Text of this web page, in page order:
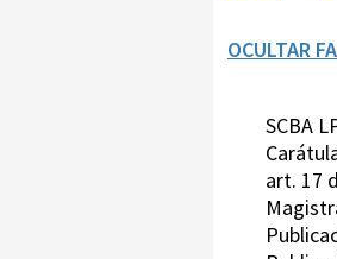
OCULTAR
SCBA
art. 17